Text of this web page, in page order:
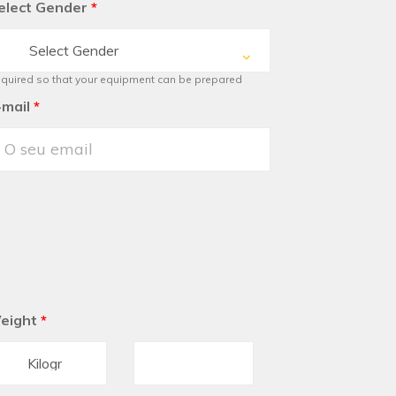
Gender *
Select Gender
so that your equipment can be prepared
*
*